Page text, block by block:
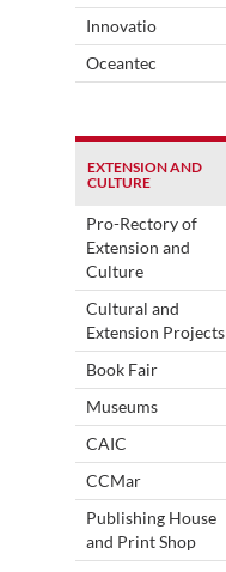
Innovatio
Oceantec
EXTENSION AND
CULTURE
Pro-Rectory of
Extension and
Culture
Cultural and
Extension Projects
Book Fair
Museums
CAIC
CCMar
Publishing House
and Print Shop